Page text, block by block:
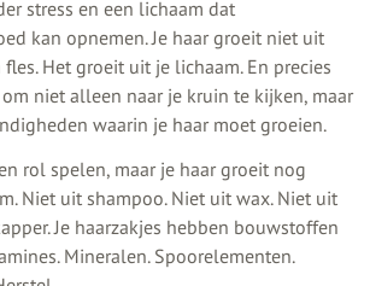
stress en een lichaam dat
kan opnemen. Je haar groeit niet uit
Het groeit uit je lichaam. En precies
niet alleen naar je kruin te kijken, maar
waarin je haar moet groeien.
rol spelen, maar je haar groeit nog
Niet uit shampoo. Niet uit wax. Niet uit
Je haarzakjes hebben bouwstoffen
Mineralen. Spoorelementen.